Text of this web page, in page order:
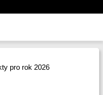
pro rok 2026